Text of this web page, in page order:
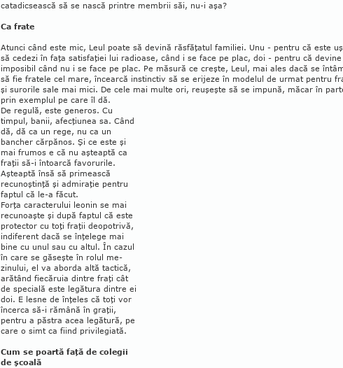
catadicsească să se nască printre membrii săi, nu-i aşa?
Ca frate
Atunci când este mic, Leul poate să devină răs­făţatul familiei. Unu - pentru că este
să cedezi în faţa satisfaţiei lui radioase, când i se face pe plac, doi - pentru că devine
imposibil când nu i se face pe plac. Pe măsură ce creşte, Leul, mai ales dacă se
să fie fratele cel mare, încearcă instinctiv să se erijeze în modelul de urmat pentru
şi su­ro­rile sale mai mici. De cele mai multe ori, reuşeşte să se impună, măcar în
prin exemplul pe care îl dă.
De regulă, este generos. Cu
timpul, banii, afec­ţiunea sa. Când
dă, dă ca un rege, nu ca un
bancher cărpănos. Şi ce este şi
mai frumos e că nu aşteaptă ca
fraţii să-i întoarcă favorurile.
Aşteaptă însă să pri­mească
recunoştinţă şi admiraţie pentru
faptul că le-a făcut.
Forţa caracterului leonin se mai
recunoaşte şi după faptul că este
protector cu toţi fraţii deopo­tri­vă,
indiferent dacă se înţelege mai
bine cu unul sau cu altul. În cazul
în care se găseşte în rolul me­
zinului, el va aborda altă tactică,
arătând fie­că­ruia dintre fraţi cât
de specială este legătura dintre ei
doi. E lesne de înţeles că toţi vor
încerca să-i rămână în graţii,
pentru a păstra acea legătură, pe
care o simt ca fiind privilegiată.
Cum se poartă faţă de colegii
de şcoală